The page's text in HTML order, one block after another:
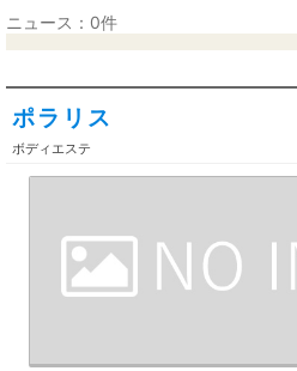
ニュース：0件
ポラリス
ボディエステ